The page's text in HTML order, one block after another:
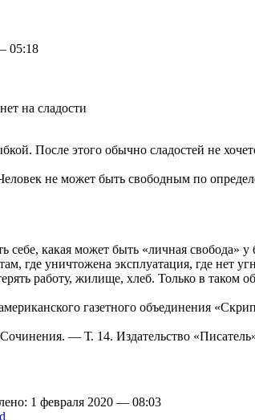
05:18
на сладости
После этого обычно сладостей не
не может быть свободным по
себе, какая может быть «личная свобода»
где уничтожена эксплуатация, где нет
работу, жилище, хлеб. Только в таком
газетного объединения
— Т. 14. Издательство
1 февраля 2020 — 08:03